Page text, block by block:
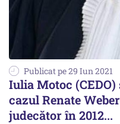
Publicat pe 29 Iun 2021
Iulia Motoc
cazul Renate
judecător în 2012...